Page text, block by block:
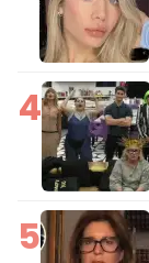
4
5